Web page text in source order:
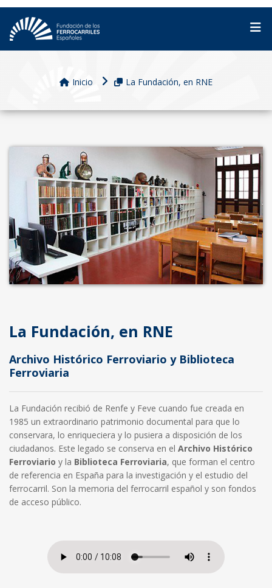
Inicio La Fundación, en RNE
La Fundación, en RNE
Archivo Histórico Ferroviario y Biblioteca
Ferroviaria
La Fundación recibió de Renfe y Feve cuando fue creada en
1985 un extraordinario patrimonio documental para que lo
conservara, lo enriqueciera y lo pusiera a disposición de los
ciudadanos. Este legado se conserva en el Archivo Histórico
Ferroviario y la Biblioteca Ferroviaria, que forman el centro
de referencia en España para la investigación y el estudio del
ferrocarril. Son la memoria del ferrocarril español y son fondos
de acceso público.